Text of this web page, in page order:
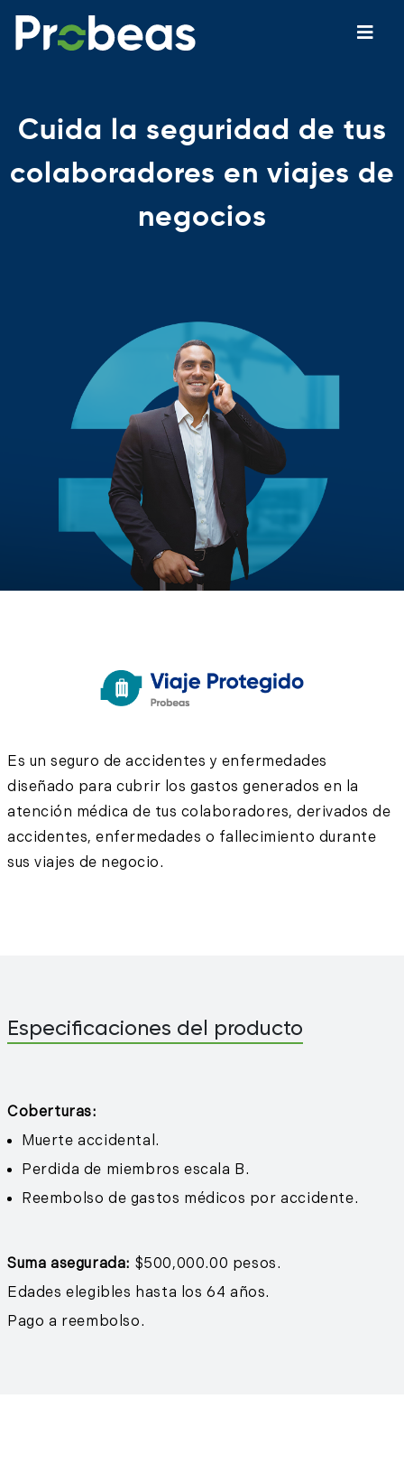
Cuida la seguridad de tus
colaboradores en viajes de
negocios
Es un seguro de accidentes y enfermedades
diseñado para cubrir los gastos generados en la
atención médica de tus colaboradores, derivados de
accidentes, enfermedades o fallecimiento durante
sus viajes de negocio.
Especificaciones del producto
Coberturas:
Muerte accidental.
Perdida de miembros escala B.
Reembolso de gastos médicos por accidente.
Suma asegurada: $500,000.00 pesos.
Edades elegibles hasta los 64 años.
Pago a reembolso.